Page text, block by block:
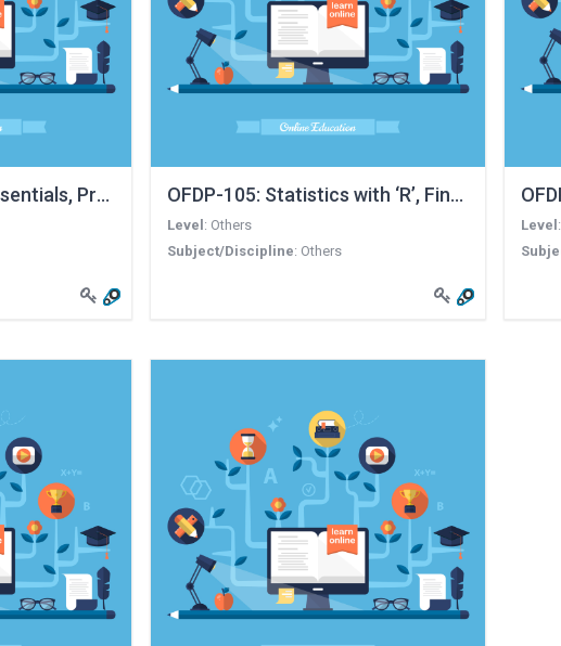
Programming and Analytics
OFDP-105: Statistics with ‘R’, Financial
Level: Others
Subject/Discipline: Others
Level: